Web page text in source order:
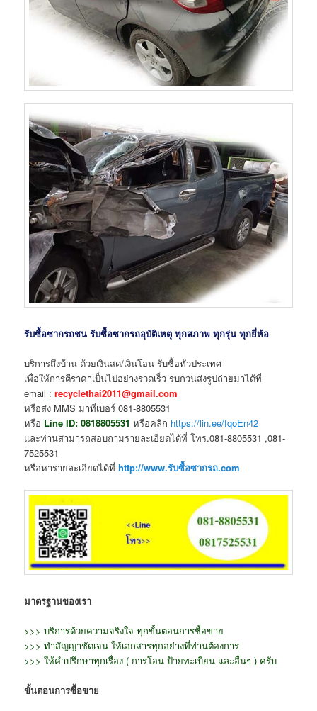
รับซื้อซากรถชน รับซื้อซากรถอุบัติเหตุ ทุกสภาพ ทุกรุ่น ทุกยี่ห้อ
บริการถึงบ้าน ด้วยเงินสด/เงินโอน รับซื้อทั่วประเทศ
เพื่อให้การตีราคาเป็นไปอย่างรวดเร็ว รบกวนส่งรูปถ่ายมาได้ที่
email :recyclethai2011@gmail.com
หรือส่ง MMS มาที่เบอร์ 081-8805531
หรือ Line ID:0818805531 หรือคลิก https://lin.ee/fqoEn42
และท่านสามารถสอบถามรายละเอียดได้ที่ โทร.081-8805531 ,081-
7525531
หรือหารายละเอียดได้ที่ http://www.รับซื้อซากรถ.com
มาตรฐานของเรา
>>> บริการด้วยความจริงใจ ทุกขั้นตอนการซื้อขาย
>>> ทำสัญญาชัดเจน ให้เอกสารทุกอย่างที่ท่านต้องการ
>>> ให้คำปรึกษาทุกเรื่อง ( การโอน ป้ายทะเบียน และอื่นๆ ) ครับ
ขั้นตอนการซื้อขาย